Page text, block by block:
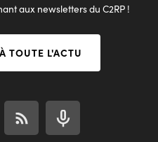
aux newsletters du C2RP !
TOUTE L'ACTU